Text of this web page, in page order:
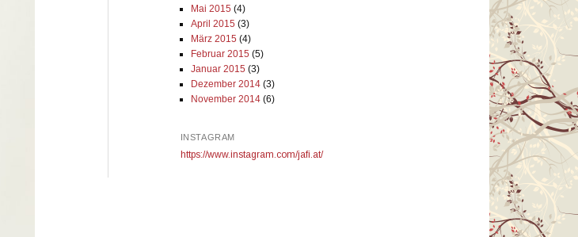
Mai 2015 (4)
April 2015 (3)
März 2015 (4)
Februar 2015 (5)
Januar 2015 (3)
Dezember 2014(3)
November 2014(6)
INSTAGRAM
https://www.instagram.com/jafi.at/